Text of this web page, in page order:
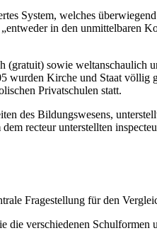
System, welches
in den unmittelbaren
(gratuit) sowie weltanschaulich
wurden Kirche und Staat völlig
Privatschulen statt.
des Bildungswesens,
recteur unterstellten
Fragestellung für den
die verschiedenen Schulformen